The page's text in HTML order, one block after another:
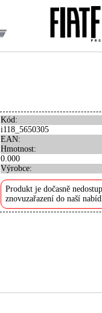
Kód:
i118_5650305
EAN:
Hmotnost:
0.000
Výrobce:
Produkt je dočasně
znovuzařazení do naší